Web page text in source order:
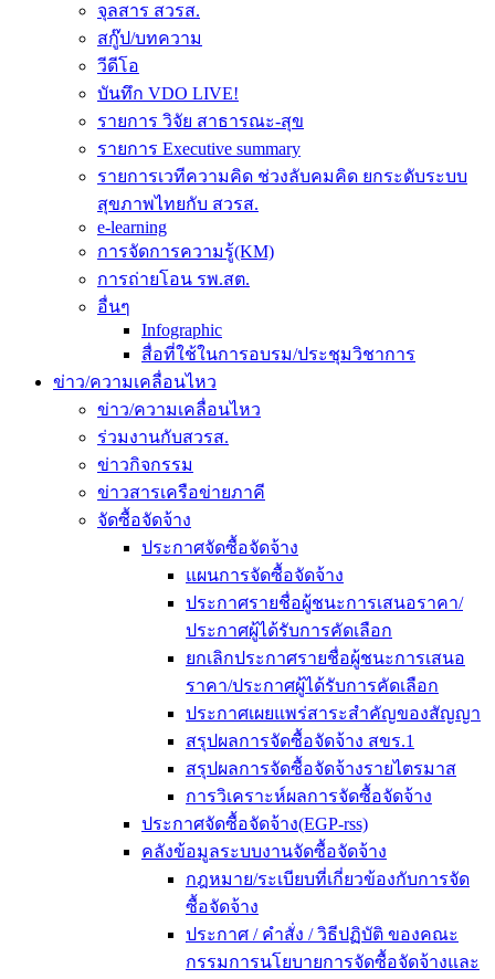
จุลสาร สวรส.
สกู๊ป/บทความ
วีดีโอ
บันทึก VDO LIVE!
รายการ วิจัย สาธารณะ-สุข
รายการ Executive summary
รายการเวทีความคิด ช่วงลับคมคิด ยกระดับระบบ
สุขภาพไทยกับ สวรส.
e-learning
การจัดการความรู้(KM)
การถ่ายโอน รพ.สต.
อื่นๆ
Infographic
สื่อที่ใช้ในการอบรม/ประชุมวิชาการ
ข่าว/ความเคลื่อนไหว
ข่าว/ความเคลื่อนไหว
ร่วมงานกับสวรส.
ข่าวกิจกรรม
ข่าวสารเครือข่ายภาคี
จัดซื้อจัดจ้าง
ประกาศจัดซื้อจัดจ้าง
แผนการจัดซื้อจัดจ้าง
ประกาศรายชื่อผู้ชนะการเสนอราคา/
ประกาศผู้ได้รับการคัดเลือก
ยกเลิกประกาศรายชื่อผู้ชนะการเสนอ
ราคา/ประกาศผู้ได้รับการคัดเลือก
ประกาศเผยแพร่สาระสำคัญของสัญญา
สรุปผลการจัดซื้อจัดจ้าง สขร.1
สรุปผลการจัดซื้อจัดจ้างรายไตรมาส
การวิเคราะห์ผลการจัดซื้อจัดจ้าง
ประกาศจัดซื้อจัดจ้าง(EGP-rss)
คลังข้อมูลระบบงานจัดซื้อจัดจ้าง
กฎหมาย/ระเบียบที่เกี่ยวข้องกับการจัด
ซื้อจัดจ้าง
ประกาศ / คำสั่ง / วิธีปฏิบัติ ของคณะ
กรรมการนโยบายการจัดซื้อจัดจ้างและ